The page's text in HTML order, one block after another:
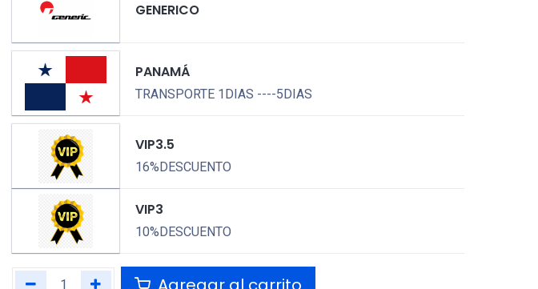
GENERICO
PANAMÁ
TRANSPORTE 1DIAS ----5DIAS
VIP3.5
16%DESCUENTO
VIP3
10%DESCUENTO